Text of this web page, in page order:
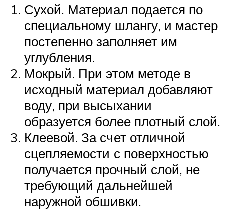
Сухой. Материал подается по
специальному шлангу, и мастер
постепенно заполняет им
углубления.
Мокрый. При этом методе в
исходный материал добавляют
воду, при высыхании
образуется более плотный слой.
Клеевой. За счет отличной
сцепляемости с поверхностью
получается прочный слой, не
требующий дальнейшей
наружной обшивки.